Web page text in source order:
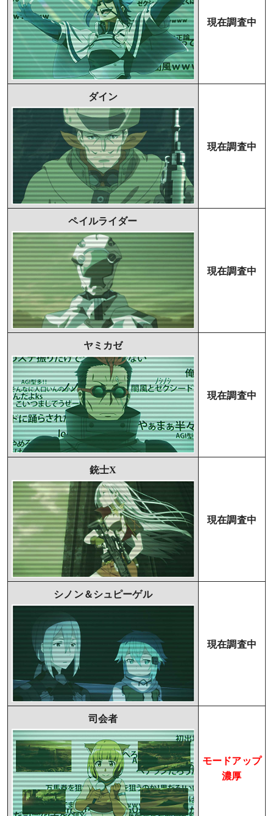
現在調査中
ダイン
現在調査中
ペイルライダー
現在調査中
ヤミカゼ
現在調査中
銃士X
現在調査中
シノン＆シュピーゲル
現在調査中
司会者
モードアップ
濃厚